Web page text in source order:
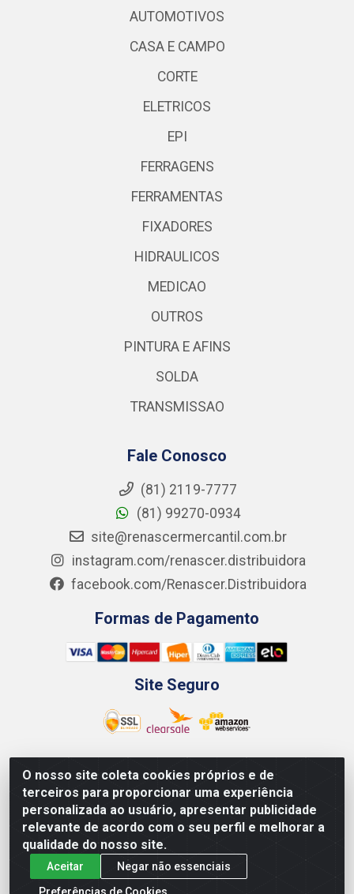
O nosso site coleta cookies próprios e de
terceiros para proporcionar uma experiência
personalizada ao usuário, apresentar publicidade
relevante de acordo com o seu perfil e melhorar a
qualidade do nosso site.
Aceitar
Negar não essenciais
Preferências de Cookies
AUTOMOTIVOS
CASA E CAMPO
CORTE
ELETRICOS
EPI
FERRAGENS
FERRAMENTAS
FIXADORES
HIDRAULICOS
MEDICAO
OUTROS
PINTURA E AFINS
SOLDA
TRANSMISSAO
Fale Conosco
(81) 2119-7777
(81) 99270-0934
site@renascermercantil.com.br
instagram.com/renascer.distribuidora
facebook.com/Renascer.Distribuidora
Formas de Pagamento
Site Seguro
Renascer Distribuidora - Rua São Miguel, 1845 -
Afogados - Recife / PE - CEP 50850-000 - CNPJ
07.264.693/0001-79